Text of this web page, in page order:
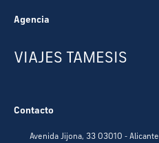
Agencia
VIAJES TAMESIS
Contacto
Avenida Jijona, 33 03010 - Alicante